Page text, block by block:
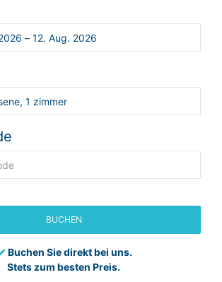
BUCHEN
Buchen Sie direkt bei uns.
Stets zum besten Preis.